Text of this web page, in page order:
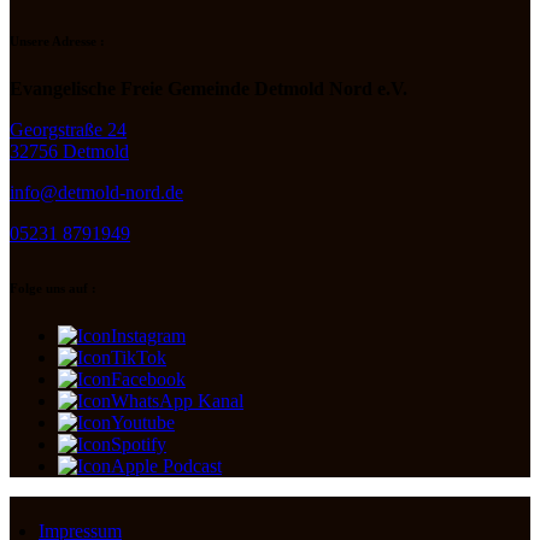
Georgstraße 24
32756 Detmold
info@detmold-nord.de
05231 8791949
Instagram
TikTok
Facebook
WhatsApp Kanal
Youtube
Spotify
Apple Podcast
Impressum